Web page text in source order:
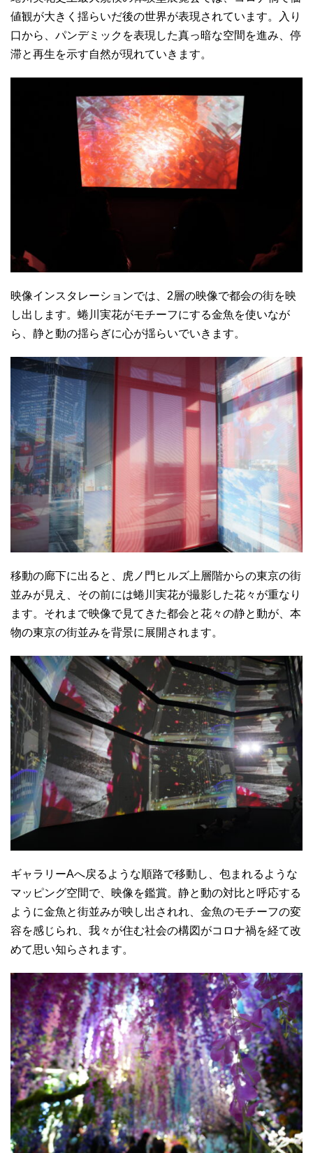
値観が大きく揺らいだ後の世界が表現されています。入り
口から、パンデミックを表現した真っ暗な空間を進み、停
滞と再生を示す自然が現れていきます。
映像インスタレーションでは、2層の映像で都会の街を映
し出します。蜷川実花がモチーフにする金魚を使いなが
ら、静と動の揺らぎに心が揺らいでいきます。
移動の廊下に出ると、虎ノ門ヒルズ上層階からの東京の街
並みが見え、その前には蜷川実花が撮影した花々が重なり
ます。それまで映像で見てきた都会と花々の静と動が、本
物の東京の街並みを背景に展開されます。
ギャラリーAへ戻るような順路で移動し、包まれるような
マッピング空間で、映像を鑑賞。静と動の対比と呼応する
ように金魚と街並みが映し出されれ、金魚のモチーフの変
容を感じられ、我々が住む社会の構図がコロナ禍を経て改
めて思い知らされます。